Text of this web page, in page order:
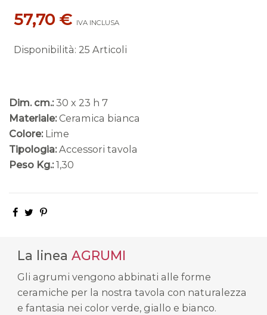
57,70 € IVA INCLUSA
Disponibilità: 25 Articoli
Dim. cm.: 30 x 23 h 7
Materiale: Ceramica bianca
Colore: Lime
Tipologia: Accessori tavola
Peso Kg.: 1,30
La linea AGRUMI
Gli agrumi vengono abbinati alle forme
ceramiche per la nostra tavola con naturalezza
e fantasia nei color verde, giallo e bianco.